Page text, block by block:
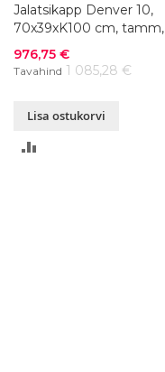
Jalatsikapp Denver 10,
70x39xK100 cm, tamm,
õlitatud
Soodushind
976,75 €
Tavahind 1 085,28 €
Lisa ostukorvi